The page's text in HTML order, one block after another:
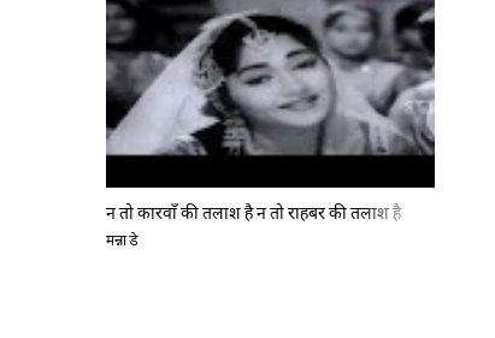
न तो कारवाँ की तलाश है न तो राहबर की तलाश है
मन्ना डे